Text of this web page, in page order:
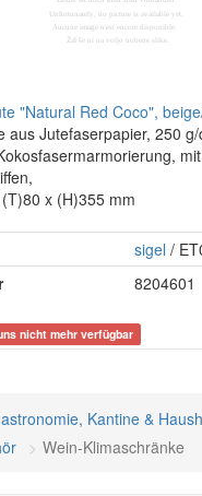
"Natural Red Coco",
aus Jutefaserpapier, 250 g/
x (H)355 mm
sigel /
8204601
nicht mehr verfügbar
Kantine &
Wein-Klimaschränke